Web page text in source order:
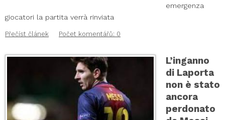
emergenza
giocatori la partita verrà rinviata
Přečíst článek Počet komentářů: 0
L’inganno
di Laporta
non è stato
ancora
perdonato